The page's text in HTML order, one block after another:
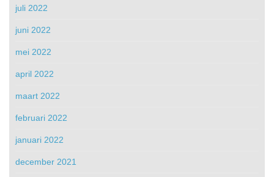
juli 2022
juni 2022
mei 2022
april 2022
maart 2022
februari 2022
januari 2022
december 2021